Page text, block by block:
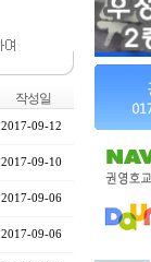
작성일
2017-09-12
2017-09-10
2017-09-06
2017-09-06